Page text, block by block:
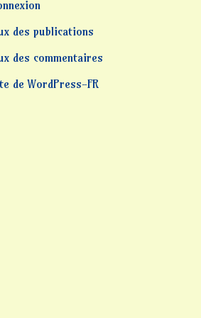
des publications
des commentaires
de WordPress-FR